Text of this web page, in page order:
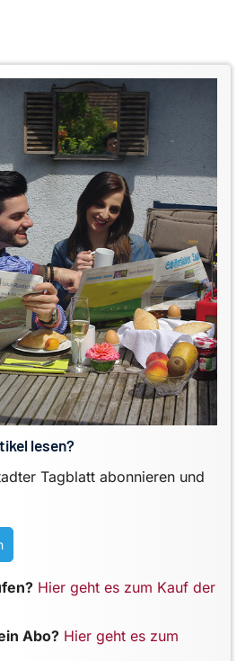
lesen?
Tagblatt abonnieren und
Hier geht es zum Kauf der
Abo? Hier geht es zum